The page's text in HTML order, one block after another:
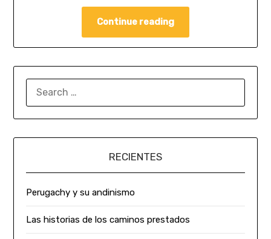
Continue reading
RECIENTES
Perugachy y su andinismo
Las historias de los caminos prestados